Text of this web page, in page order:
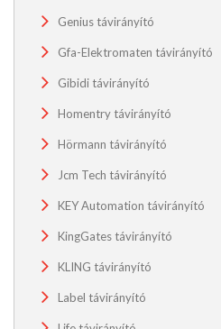
Genius távirányító
Gfa-Elektromaten távirányító
Gibidi távirányító
Homentry távirányító
Hörmann távirányító
Jcm Tech távirányító
KEY Automation távirányító
KingGates távirányító
KLING távirányító
Label távirányító